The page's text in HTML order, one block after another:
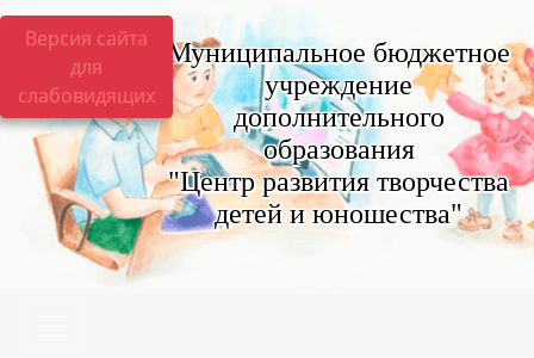
Версия сайта
для
слабовидящих
Муниципальное бюджетное
учреждение
дополнительного
образования
"Центр развития творчества
детей и юношества"